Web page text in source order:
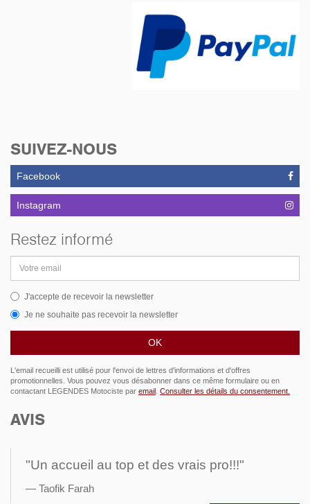
SUIVEZ-NOUS
Facebook
Instagram
Restez informé
email
J'accepte de recevoir la newsletter
Je ne souhaite pas recevoir la newsletter
L'email recueilli est utilisé pour l'envoi de lettres d'informations et d'offres
promotionnelles. Vous pouvez vous désabonner dans ce même formulaire ou en
contactant LEGENDES Motociste par email Consulter les détails du consentement.
AVIS
"Un accueil au top et des vrais pro!!!"
Taofik Farah